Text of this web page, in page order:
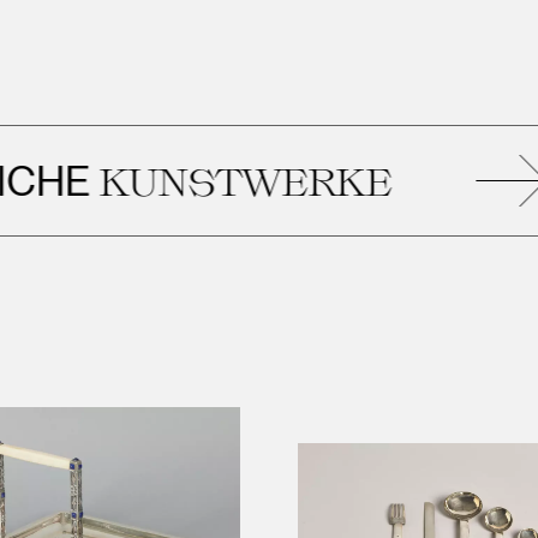
KUNSTWERKE